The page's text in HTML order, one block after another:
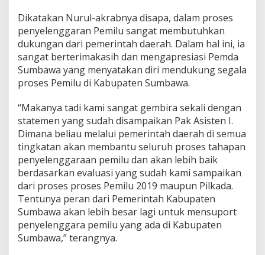
Dikatakan Nurul-akrabnya disapa, dalam proses
penyelenggaran Pemilu sangat membutuhkan
dukungan dari pemerintah daerah. Dalam hal ini, ia
sangat berterimakasih dan mengapresiasi Pemda
Sumbawa yang menyatakan diri mendukung segala
proses Pemilu di Kabupaten Sumbawa.
“Makanya tadi kami sangat gembira sekali dengan
statemen yang sudah disampaikan Pak Asisten I.
Dimana beliau melalui pemerintah daerah di semua
tingkatan akan membantu seluruh proses tahapan
penyelenggaraan pemilu dan akan lebih baik
berdasarkan evaluasi yang sudah kami sampaikan
dari proses proses Pemilu 2019 maupun Pilkada.
Tentunya peran dari Pemerintah Kabupaten
Sumbawa akan lebih besar lagi untuk mensuport
penyelenggara pemilu yang ada di Kabupaten
Sumbawa,” terangnya.